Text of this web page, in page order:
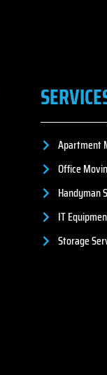
Apartment
Office
Handyman
IT
Storage